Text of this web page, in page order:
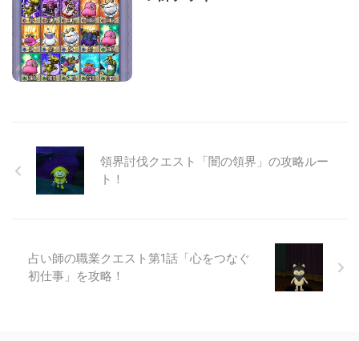
領界討伐クエスト「闇の領界」の攻略ルー
ト！
占い師の職業クエスト第1話「心をつなぐ
初仕事」を攻略！